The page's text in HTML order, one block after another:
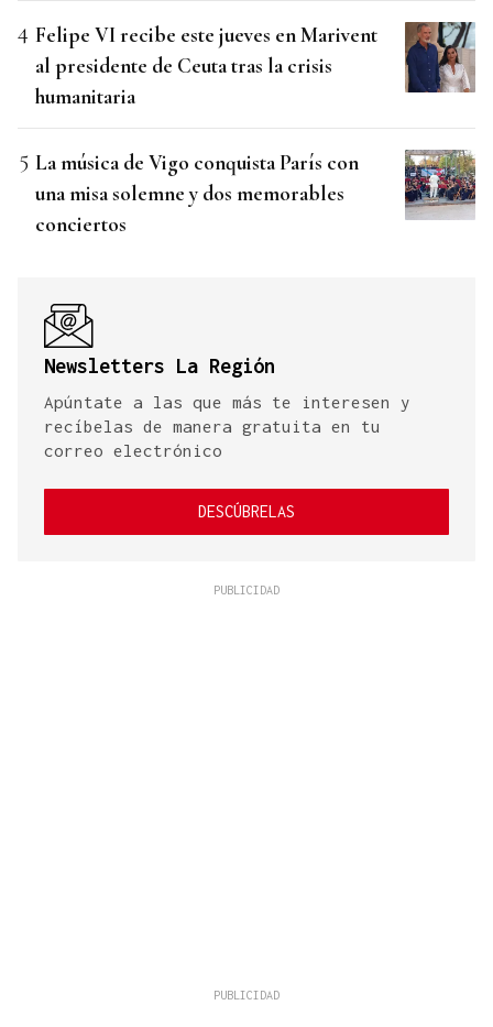
Felipe VI recibe este jueves en Marivent
al presidente de Ceuta tras la crisis
humanitaria
La música de Vigo conquista París con
una misa solemne y dos memorables
conciertos
Newsletters La Región
Apúntate a las que más te interesen y
recíbelas de manera gratuita en tu
correo electrónico
DESCÚBRELAS